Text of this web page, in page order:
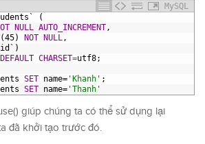
MySQL
(
NULL AUTO_INCREMENT ,
(45) NOT NULL ,
DEFAULT CHARSET=utf8;
SET name= 'Khanh' ;
SET name= 'Thanh'
giúp chúng ta có thể sử dụng lại
đã khởi tạo trước đó.